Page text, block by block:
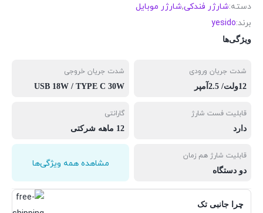
دسته:شارژر فندکی,شارژر موبایل
برند:yesido
ویژگی‌ها
شدت جریان ورودی
12ولت/ 2.5آمپر
شدت جریان خروجی
USB 18W / TYPE C 30W
قابلیت فست شارژ
دارد
گارانتی
12 ماهه شرکتی
قابلیت شارژ هم زمان
دو دستگاه
مشاهده همه ویژگی‌ها
چرا جانبی تک